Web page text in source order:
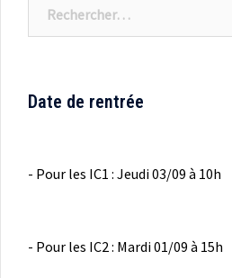
Date de rentrée
- Pour les IC1 : Jeudi 03/09 à 10h
- Pour les IC2 : Mardi 01/09 à 15h